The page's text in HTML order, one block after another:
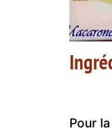
Pour